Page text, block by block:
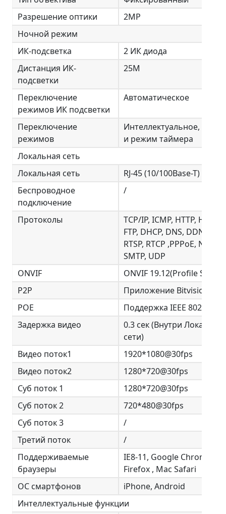
Разрешение оптики
2MP
Ночной режим
ИК-подсветка
2 ИК диода
Дистанция ИК-
подсветки
25M
Переключение
режимов ИК подсветки
Автоматическое
Переключение
режимов
Интеллектуальное,
и режим таймера
Локальная сеть
Локальная сеть
RJ-45 (10/100Base-T)
Беспроводное
подключение
/
Протоколы
TCP/IP, ICMP, HTTP, HTTPS,
FTP, DHCP, DNS, DDNS,
RTSP, RTCP ,PPPoE, NTP,
SMTP, UDP
ONVIF
ONVIF 19.12(Profile S/T/G)
P2P
Приложение Bitvision
POE
Поддержка IEEE 802.3af
Задержка видео
0.3 сек (Внутри
сети)
Видео поток1
1920*1080@30fps
Видео поток2
1280*720@30fps
Суб поток 1
1280*720@30fps
Суб поток 2
720*480@30fps
Суб поток 3
/
Третий поток
/
Поддерживаемые
браузеры
IE8-11, Google Chrome,
Firefox , Mac Safari
ОС смартфонов
iPhone, Android
Интеллектуальные функции